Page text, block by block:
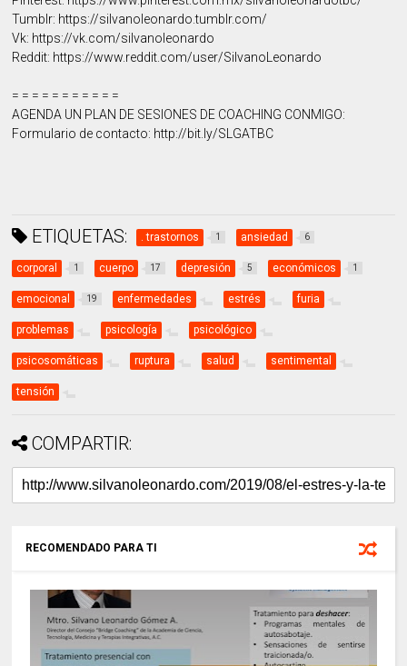
Tumblr: https://silvanoleonardo.tumblr.com/
Vk: https://vk.com/silvanoleonardo
Reddit: https://www.reddit.com/user/SilvanoLeonardo
= = = = = = = = = = =
AGENDA UN PLAN DE SESIONES DE COACHING CONMIGO:
Formulario de contacto: http://bit.ly/SLGATBC
ETIQUETAS: . trastornos 1 ansiedad 6
corporal 1 cuerpo 17 depresión 5 económicos 1
emocional 19 enfermedades estrés furia
problemas psicología psicológico
psicosomáticas ruptura salud sentimental
tensión
COMPARTIR:
RECOMENDADO PARA TI